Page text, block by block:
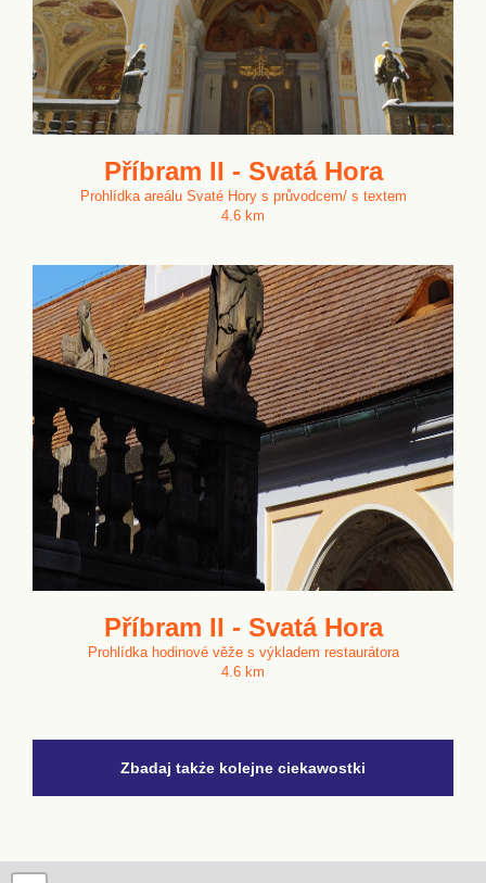
Příbram II - Svatá Hora
Prohlídka areálu Svaté Hory s průvodcem/ s textem
4.6 km
Příbram II - Svatá Hora
Prohlídka hodinové věže s výkladem restaurátora
4.6 km
Zbadaj także kolejne ciekawostki